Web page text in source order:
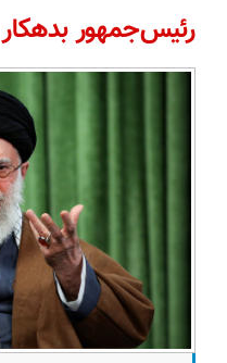
رئیس‌جمهور بدهکار